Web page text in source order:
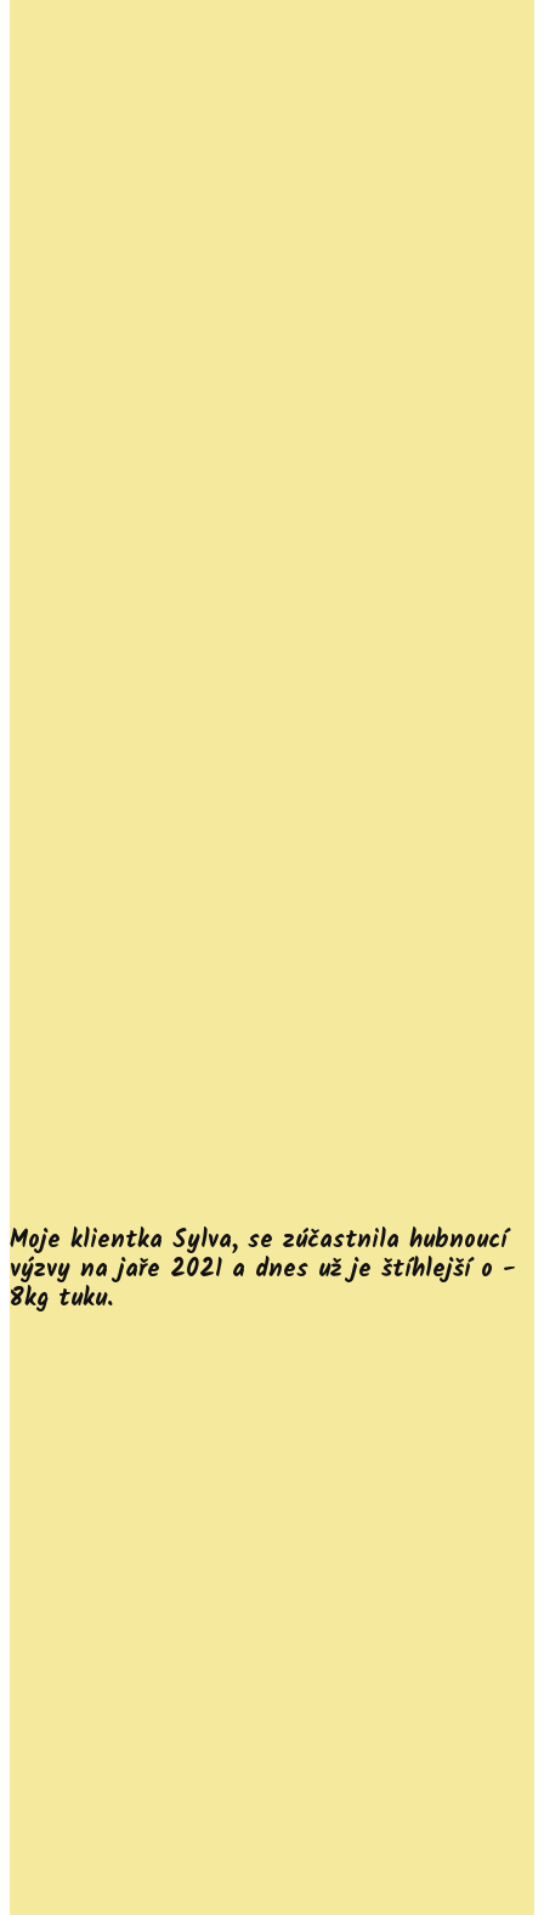
Moje klientka Sylva, se zúčastnila hubnoucí
výzvy na jaře 2021 a dnes už je štíhlejší o -
8kg tuku.